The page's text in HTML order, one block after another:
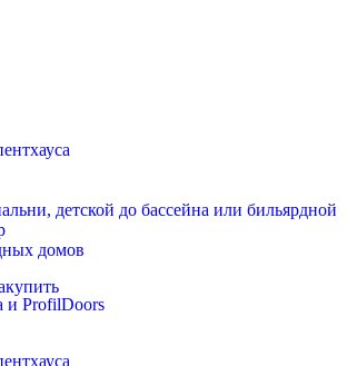
детской до бассейна или бильярдной
домов
и ProfilDoors